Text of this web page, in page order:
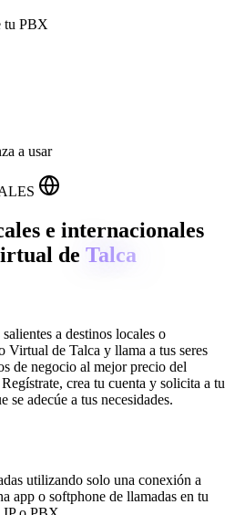
tu PBX
a usar
e internacionales
de Talca
a destinos locales o
Virtual de Talca y llama a tus seres
de negocio al mejor precio del
crea tu cuenta y solicita a tu
se adecúe a tus necesidades.
utilizando solo una conexión a
app o softphone de llamadas en tu